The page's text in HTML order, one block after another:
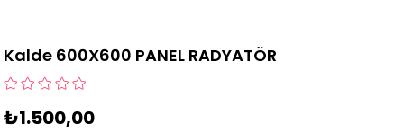
Kalde 600X600 PANEL RADYATÖR
₺1.500,00